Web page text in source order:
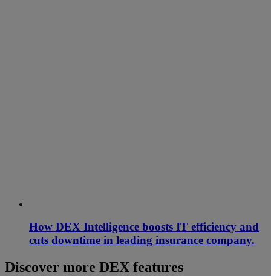
How DEX Intelligence boosts IT efficiency and
cuts downtime in leading insurance company.
Discover more DEX features